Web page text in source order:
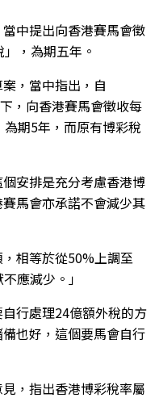
中提出向香港賽馬會徵
，為期五年。
，當中指出，自
，向香港賽馬會徵收每
期5年，而原有博彩稅
安排是充分考慮香港博
馬會亦承諾不會減少其
，相等於從50%上調至
應減少。」
行處理24億額外稅的方
也好，這個要馬會自行
，指出香港博彩稅率屬